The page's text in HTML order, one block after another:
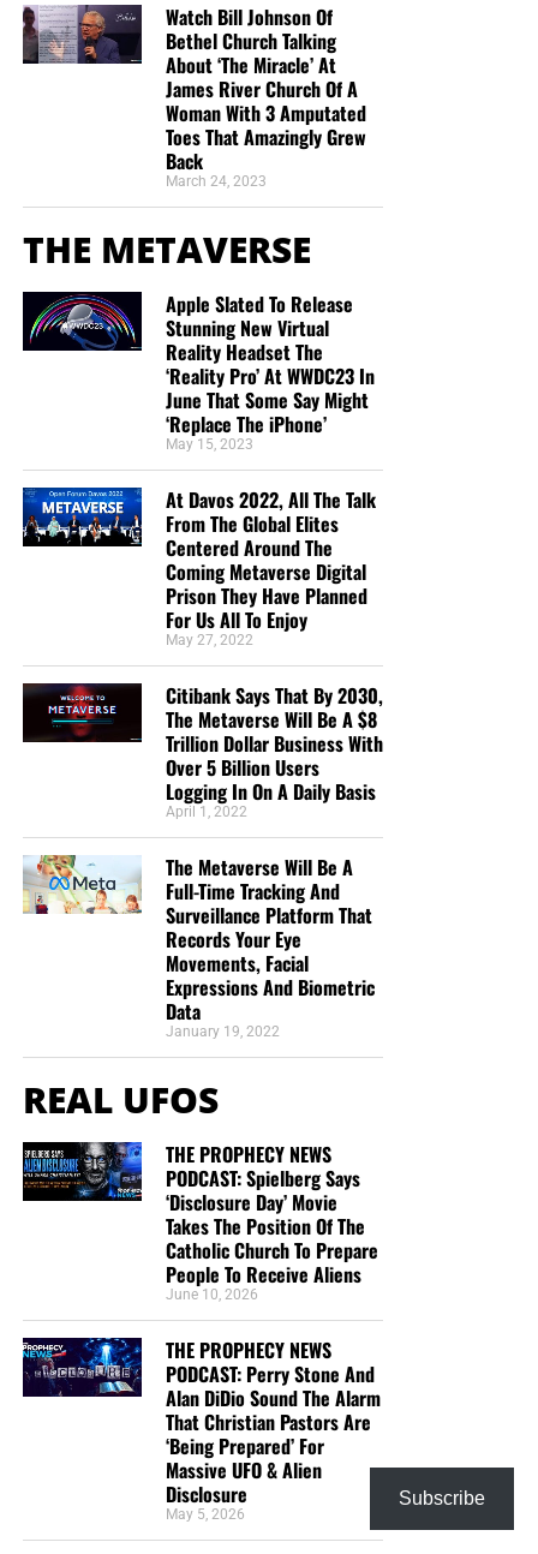
Watch Bill Johnson Of
Bethel Church Talking
About ‘The Miracle’ At
James River Church Of A
Woman With 3 Amputated
Toes That Amazingly Grew
Back
March 24, 2023
THE METAVERSE
Apple Slated To Release
Stunning New Virtual
Reality Headset The
‘Reality Pro’ At WWDC23 In
June That Some Say Might
‘Replace The iPhone’
May 15, 2023
At Davos 2022, All The Talk
From The Global Elites
Centered Around The
Coming Metaverse Digital
Prison They Have Planned
For Us All To Enjoy
May 27, 2022
Citibank Says That By 2030,
The Metaverse Will Be A $8
Trillion Dollar Business With
Over 5 Billion Users
Logging In On A Daily Basis
April 1, 2022
The Metaverse Will Be A
Full-Time Tracking And
Surveillance Platform That
Records Your Eye
Movements, Facial
Expressions And Biometric
Data
January 19, 2022
REAL UFOS
THE PROPHECY NEWS
PODCAST: Spielberg Says
‘Disclosure Day’ Movie
Takes The Position Of The
Catholic Church To Prepare
People To Receive Aliens
June 10, 2026
THE PROPHECY NEWS
PODCAST: Perry Stone And
Alan DiDio Sound The Alarm
That Christian Pastors Are
‘Being Prepared’ For
Massive UFO & Alien
Disclosure
May 5, 2026
Subscribe